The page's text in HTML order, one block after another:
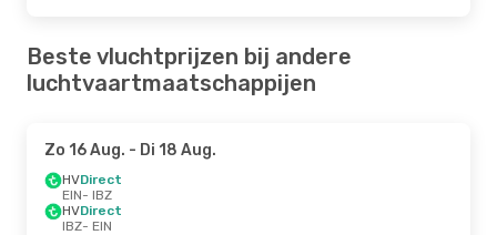
Beste vluchtprijzen bij andere
luchtvaartmaatschappijen
Zo 16 Aug. - Di 18 Aug.
HVDirect
EIN- IBZ
HVDirect
IBZ- EIN